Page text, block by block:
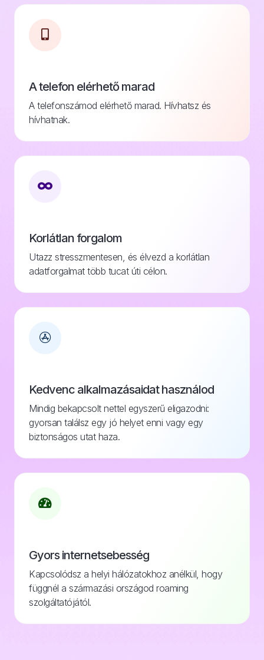
A telefon elérhető marad
A telefonszámod elérhető marad. Hívhatsz és
hívhatnak.
Korlátlan forgalom
Utazz stresszmentesen, és élvezd a korlátlan
adatforgalmat több tucat úti célon.
Kedvenc alkalmazásaidat használod
Mindig bekapcsolt nettel egyszerű eligazodni:
gyorsan találsz egy jó helyet enni vagy egy
biztonságos utat haza.
Gyors internetsebesség
Kapcsolódsz a helyi hálózatokhoz anélkül, hogy
függnél a származási országod roaming
szolgáltatójától.